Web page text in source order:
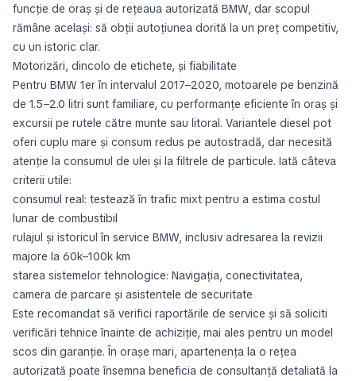
funcție de oraș și de rețeaua autorizată BMW, dar scopul
rămâne același: să obții autoțiunea dorită la un preț competitiv,
cu un istoric clar.
Motorizări, dincolo de etichete, și fiabilitate
Pentru BMW 1er în intervalul 2017–2020, motoarele pe benzină
de 1.5–2.0 litri sunt familiare, cu performanțe eficiente în oraș și
excursii pe rutele către munte sau litoral. Variantele diesel pot
oferi cuplu mare și consum redus pe autostradă, dar necesită
atenție la consumul de ulei și la filtrele de particule. Iată câteva
criterii utile:
consumul real: testează în trafic mixt pentru a estima costul
lunar de combustibil
rulajul și istoricul în service BMW, inclusiv adresarea la revizii
majore la 60k–100k km
starea sistemelor tehnologice: Navigația, conectivitatea,
camera de parcare și asistentele de securitate
Este recomandat să verifici raportările de service și să soliciti
verificări tehnice înainte de achiziție, mai ales pentru un model
scos din garanție. În orașe mari, apartenența la o rețea
autorizată poate însemna beneficia de consultanță detaliată la